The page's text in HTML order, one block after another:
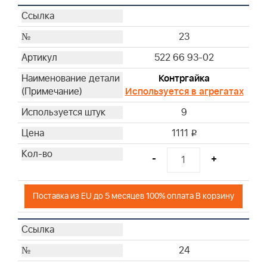
23
522 66 93-02
Контргайка
Используется в агрегатах
9
1111 i
- +
Поставка из EU до 5 месяцев 100% оплата В корзину
24